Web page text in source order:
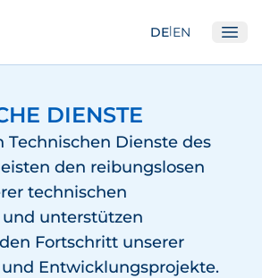
DE|EN
Praxis
und IP
DIENSTE
Technischen Dienste des
den reibungslosen
technischen
unterstützen
Fortschritt unserer
Entwicklungsprojekte.